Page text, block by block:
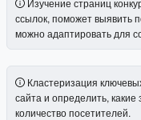
ссылок, поможет выявить
можно адаптировать для
Кластеризация
сайта и определить,
количество посетителей.